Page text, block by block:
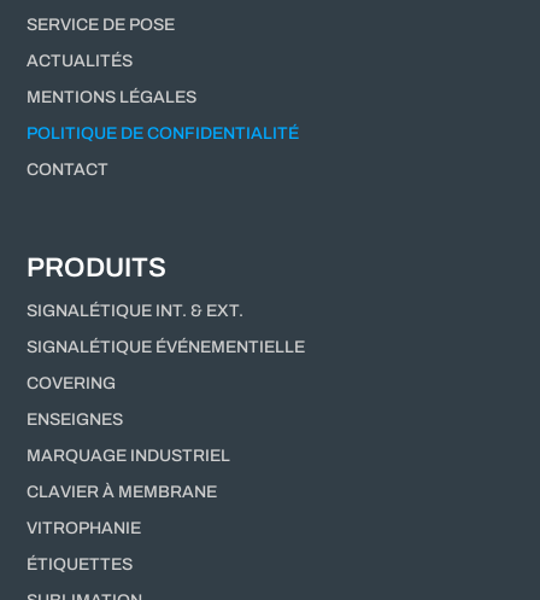
SERVICE DE POSE
ACTUALITÉS
MENTIONS LÉGALES
POLITIQUE DE CONFIDENTIALITÉ
CONTACT
PRODUITS
SIGNALÉTIQUE INT. & EXT.
SIGNALÉTIQUE ÉVÉNEMENTIELLE
COVERING
ENSEIGNES
MARQUAGE INDUSTRIEL
CLAVIER À MEMBRANE
VITROPHANIE
ÉTIQUETTES